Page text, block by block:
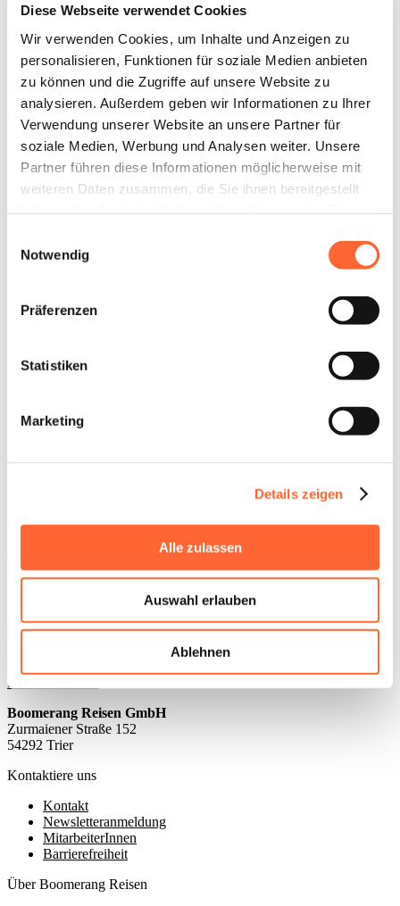
Diese Webseite verwendet Cookies
Wir verwenden Cookies, um Inhalte und Anzeigen zu
personalisieren, Funktionen für soziale Medien anbieten
zu können und die Zugriffe auf unsere Website zu
analysieren. Außerdem geben wir Informationen zu Ihrer
Verwendung unserer Website an unsere Partner für
soziale Medien, Werbung und Analysen weiter. Unsere
Partner führen diese Informationen möglicherweise mit
weiteren Daten zusammen, die Sie ihnen bereitgestellt
Notwendig
Präferenzen
Statistiken
Marketing
Details zeigen
Alle zulassen
Auswahl erlauben
Ablehnen
Vermittlung einer unvergesslichen Reise!!
Auch noch alles Gute für 2025 und einen guten Start ins Jahr!!
Unserer hätte kaum schöner sein können 😀
Neuseelandreisen entdecken
Weitere Blogbeiträge
Ecuador
Nächster Artikel
Boomerang Reisen GmbH
Zurmaiener Straße 152
54292 Trier
Kontaktiere uns
Kontakt
Newsletteranmeldung
MitarbeiterInnen
Barrierefreiheit
Über Boomerang Reisen
Nicht nur nach
Australien!